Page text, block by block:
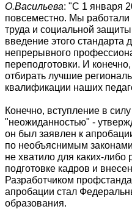
О.Васильева: "С 1 января
повсеместно. Мы
труда и социальной
введение этого стандарта
непрерывного
переподготовки. И
отбирать лучшие
квалификации наших
Конечно, вступление в
"неожиданностью" -
он был заявлен к
по необъяснимым
не хватило для каких-
подготовке кадров и
Разработчиком
апробации стал
образования.